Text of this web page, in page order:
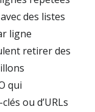
des listes
ligne
retirer des
qui
ou d’URLs